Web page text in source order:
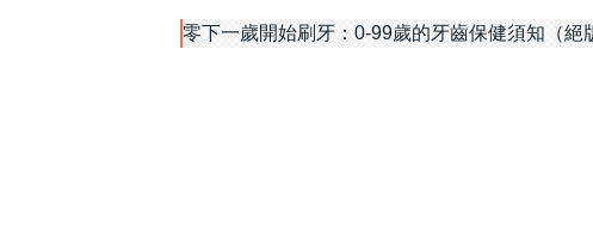
零下一歲開始刷牙：0-99歲的牙齒保健須知（絕